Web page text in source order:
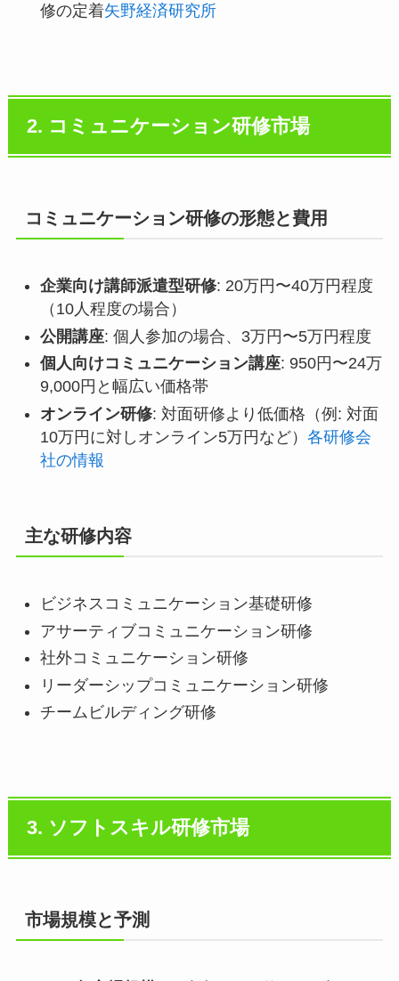
修の定着矢野経済研究所
2. コミュニケーション研修市場
コミュニケーション研修の形態と費用
企業向け講師派遣型研修: 20万円〜40万円程度
（10人程度の場合）
公開講座: 個人参加の場合、3万円〜5万円程度
個人向けコミュニケーション講座: 950円〜24万
9,000円と幅広い価格帯
オンライン研修: 対面研修より低価格（例: 対面
10万円に対しオンライン5万円など） 各研修会
社の情報
主な研修内容
ビジネスコミュニケーション基礎研修
アサーティブコミュニケーション研修
社外コミュニケーション研修
リーダーシップコミュニケーション研修
チームビルディング研修
3. ソフトスキル研修市場
市場規模と予測